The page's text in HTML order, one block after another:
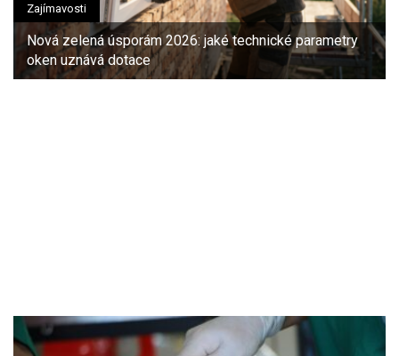
Zajímavosti
Nová zelená úsporám 2026: jaké technické parametry
oken uznává dotace